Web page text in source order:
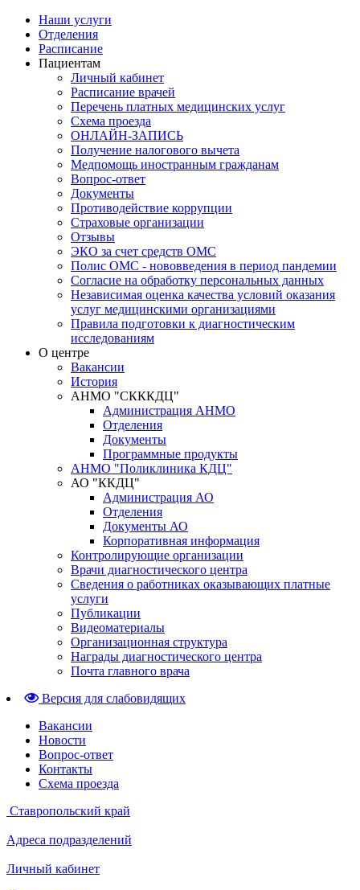
Наши услуги
Отделения
Расписание
Пациентам
Личный кабинет
Расписание врачей
Перечень платных медицинских услуг
Схема проезда
ОНЛАЙН-ЗАПИСЬ
Получение налогового вычета
Медпомощь иностранным гражданам
Вопрос-ответ
Документы
Противодействие коррупции
Страховые организации
Отзывы
ЭКО за счет средств ОМС
Полис ОМС - нововведения в период пандемии
Согласие на обработку персональных данных
Независимая оценка качества условий оказания
услуг медицинскими организациями
Правила подготовки к диагностическим
исследованиям
О центре
Вакансии
История
АНМО "СКККДЦ"
Администрация АНМО
Отделения
Документы
Программные продукты
АНМО "Поликлиника КДЦ"
АО "ККДЦ"
Администрация АО
Отделения
Документы АО
Корпоративная информация
Контролирующие организации
Врачи диагностического центра
Сведения о работниках оказывающих платные
услуги
Публикации
Видеоматериалы
Организационная структура
Награды диагностического центра
Почта главного врача
Версия для слабовидящих
Вакансии
Новости
Вопрос-ответ
Контакты
Схема проезда
Ставропольский край
Адреса подразделений
Личный кабинет